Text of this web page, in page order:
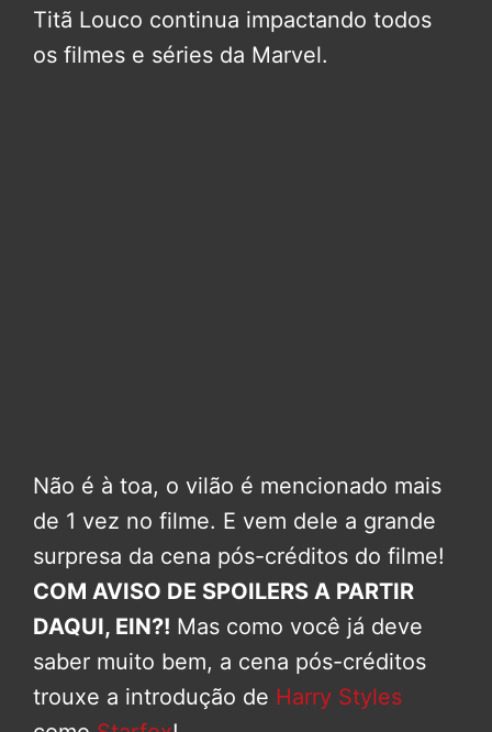
Titã Louco continua impactando todos
os filmes e séries da Marvel.
Não é à toa, o vilão é mencionado mais
de 1 vez no filme. E vem dele a grande
surpresa da cena pós-créditos do filme!
COM AVISO DE SPOILERS A PARTIR
DAQUI, EIN?! Mas como você já deve
saber muito bem, a cena pós-créditos
trouxe a introdução de Harry Styles